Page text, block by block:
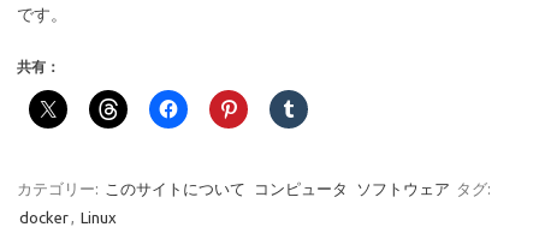
です。
共有：
カテゴリー: このサイトについて コンピュータ ソフトウェア タグ:
docker, Linux